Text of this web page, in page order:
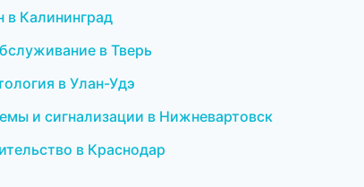
в Калининград
в Тверь
в Улан-Удэ
и сигнализации в Нижневартовск
в Краснодар